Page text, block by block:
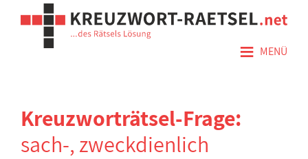
≡ MENÜ
Kreuzworträtsel-Frage:
sach-, zweckdienlich